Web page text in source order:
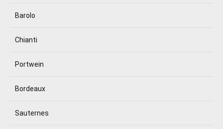
Barolo
Chianti
Portwein
Bordeaux
Sauternes